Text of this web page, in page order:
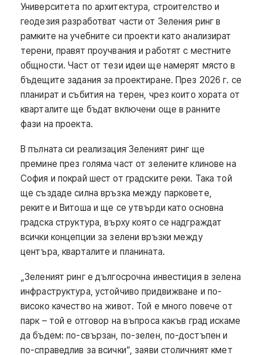
Университета по архитектура, строителство и
геодезия разработват части от Зеления ринг в
рамките на учебните си проекти като анализират
терени, правят проучвания и работят с местните
общности. Част от тези идеи ще намерят място в
бъдещите задания за проектиране. През 2026 г. се
планират и събития на терен, чрез които хората от
кварталите ще бъдат включени още в ранните
фази на проекта.
В пълната си реализация Зеленият ринг ще
премине през голяма част от зелените клинове на
София и покрай шест от градските реки. Така той
ще създаде силна връзка между парковете,
реките и Витоша и ще се утвърди като основна
градска структура, върху която се надграждат
всички концепции за зелени връзки между
центъра, кварталите и планината.
„Зеленият ринг е дългосрочна инвестиция в зелена
инфраструктура, устойчиво придвижване и по-
високо качество на живот. Той е много повече от
парк – той е отговор на въпроса какъв град искаме
да бъдем: по-свързан, по-зелен, по-достъпен и
по-справедлив за всички“, заяви столичният кмет